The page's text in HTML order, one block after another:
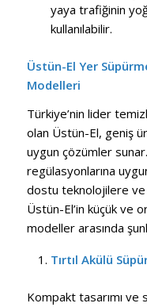
yaya trafiğinin
kullanılabilir.
Üstün-El Yer
Modelleri
Türkiye’nin lider
olan Üstün-El, geniş
uygun çözümler
regülasyonlarına
dostu teknolojilere ve
Üstün-El’in küçük ve
modeller arasında
Tırtıl Akülü
Kompakt tasarımı ve